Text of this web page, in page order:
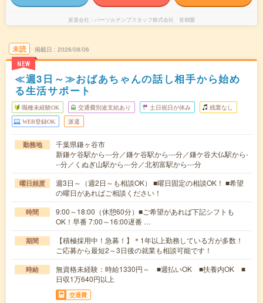
派遣会社 パーソルテンプスタッフ株式会社 首都圏
未読
NEW
掲載日 2026/08/06
≪週3日～≫おばあちゃんの話し相手から始め
る生活サポート
職種未経験OK 交通費別途支給あり 土日祝日が休み 残業なし
WEB登録OK 派遣
勤務地
千葉県鎌ヶ谷市
新鎌ケ谷駅から---分／鎌ケ谷駅から---分／鎌ケ谷大仏駅から-
--分／くぬぎ山駅から---分／北初富駅から---分
曜日頻度
週3日～（週2日～も相談OK） ■曜日固定の相談OK！ ■希望
の曜日があればご相談ください！
時間
9:00～18:00（休憩60分）■ご希望があれば下記シフトも
OK！早番 7:00～16:00遅番 …
期間
【積極採用中！急募！】＊1年以上勤務している方が多数！
ご応募から最短2～3日後の就業も相談可能です！
時給
無資格未経験：時給1330円～ ■週払いOK ■扶養内OK ■
日収1万640円以上
交通費